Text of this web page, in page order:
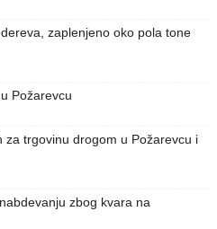
zaplenjeno oko pola tone
Požarevcu
za trgovinu drogom u Požarevcu i
zbog kvara na